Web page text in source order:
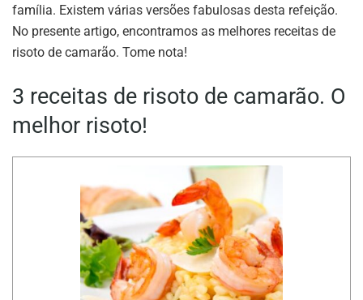
família. Existem várias versões fabulosas desta refeição.
No presente artigo, encontramos as melhores receitas de
risoto de camarão. Tome nota!
3 receitas de risoto de camarão. O
melhor risoto!